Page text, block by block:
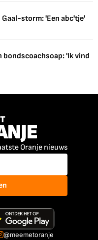
Gaal-storm: 'Een abc'tje'
'Ik vind
Oranje nieuws
@meemetoranje